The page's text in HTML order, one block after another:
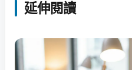
延伸閱讀